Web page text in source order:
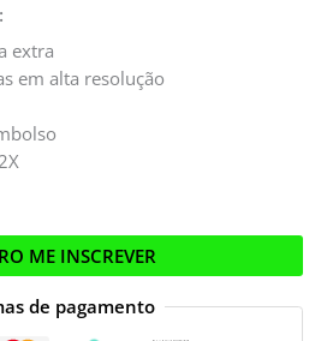
extra
em alta resolução
ME INSCREVER
de pagamento